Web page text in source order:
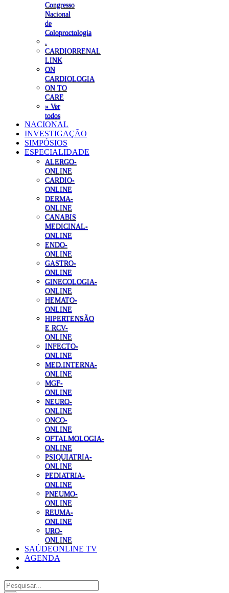
Congresso
Nacional
de
Coloproctologia
CARDIORRENAL
LINK
ON
CARDIOLOGIA
ON TO
CARE
» Ver
todos
NACIONAL
INVESTIGAÇÃO
SIMPÓSIOS
ESPECIALIDADE
ALERGO-
ONLINE
CARDIO-
ONLINE
DERMA-
ONLINE
CANABIS
MEDICINAL-
ONLINE
ENDO-
ONLINE
GASTRO-
ONLINE
GINECOLOGIA-
ONLINE
HEMATO-
ONLINE
HIPERTENSÃO
E RCV-
ONLINE
INFECTO-
ONLINE
MED.INTERNA-
ONLINE
MGF-
ONLINE
NEURO-
ONLINE
ONCO-
ONLINE
OFTALMOLOGIA-
ONLINE
PSIQUIATRIA-
ONLINE
PEDIATRIA-
ONLINE
PNEUMO-
ONLINE
REUMA-
ONLINE
URO-
ONLINE
SAÚDEONLINE TV
AGENDA
Pesquisar